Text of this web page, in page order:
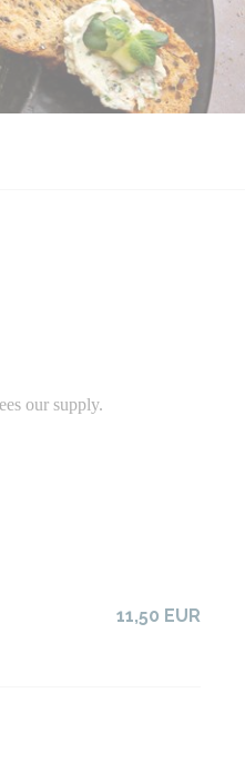
our supply.
11,50 EUR